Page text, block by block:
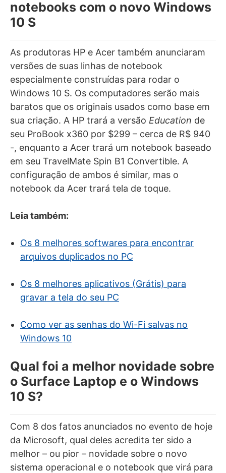
notebooks com o novo Windows
10 S
As produtoras HP e Acer também anunciaram
versões de suas linhas de notebook
especialmente construídas para rodar o
Windows 10 S. Os computadores serão mais
baratos que os originais usados como base em
sua criação. A HP trará a versão Education de
seu ProBook x360 por $299 – cerca de R$ 940
-, enquanto a Acer trará um notebook baseado
em seu TravelMate Spin B1 Convertible. A
configuração de ambos é similar, mas o
notebook da Acer trará tela de toque.
Leia também:
Os 8 melhores softwares para encontrar
arquivos duplicados no PC
Os 8 melhores aplicativos (Grátis) para
gravar a tela do seu PC
Como ver as senhas do Wi-Fi salvas no
Windows 10
Qual foi a melhor novidade sobre
o Surface Laptop e o Windows
10 S?
Com 8 dos fatos anunciados no evento de hoje
da Microsoft, qual deles acredita ter sido a
melhor – ou pior – novidade sobre o novo
sistema operacional e o notebook que virá para